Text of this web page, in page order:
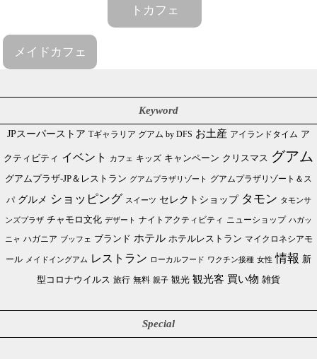
トカフェ
メイドカフェ
Keyword
JPスーパーストア Tギャラリア グアム by DFS お土産 アイランドタイム ア
クティビティ イベント カフェ キッズ キャンペーン クリスマス グアム
グアムプラザ-JP＆レストラン グアムプラザリゾート グアムプラザリゾート＆ス
パ グルメ ショッピング スイーツ セレクトショップ タモン タモンサ
ンズプラザ チャモロ文化 デザート ナイトアクティビティ ニューショップ ハガッ
ニャ ハガニア ブッフェ ブランド ホテル ホテルレストラン マイクロネシアモ
ール メイドイングアム レストラン ローカルフード ワクチン接種 女性 情報 新
型コロナウイルス 旅行 無料 親子 観光 観光客 買い物 雑貨
Special